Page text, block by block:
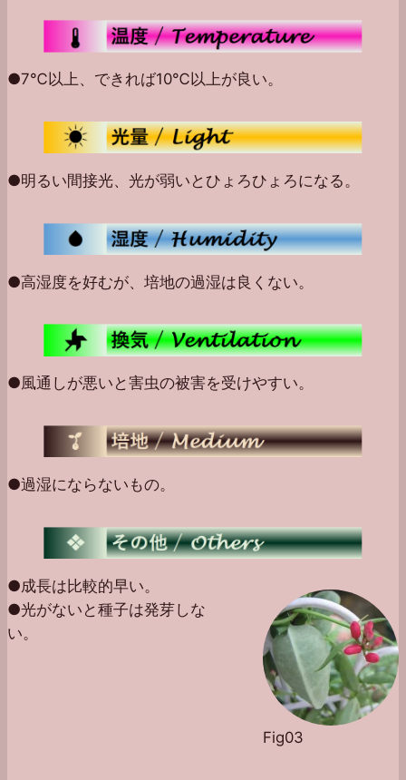
●7℃以上、できれば10℃以上が良い。
●明るい間接光、光が弱いとひょろひょろになる。
●高湿度を好むが、培地の過湿は良くない。
●風通しが悪いと害虫の被害を受けやすい。
●過湿にならないもの。
Fig03
●成長は比較的早い。
●光がないと種子は発芽しな
い。